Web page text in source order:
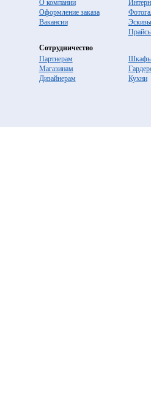
О компании
Оформление заказа
Вакансии
Эскизы
Сотрудничество
Партнерам
Магазинам
Дизайнерам
Кухни